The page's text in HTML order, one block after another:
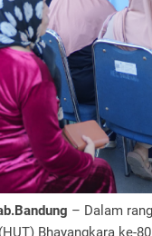
– Dalam
Bhayangkara ke-